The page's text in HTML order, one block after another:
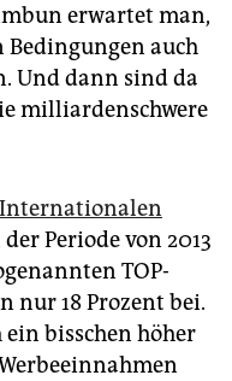
erwartet man,
Bedingungen auch
Und dann sind da
milliardenschwere
Internationalen
Periode von 2013
TOP-
nur 18 Prozent bei.
bisschen höher